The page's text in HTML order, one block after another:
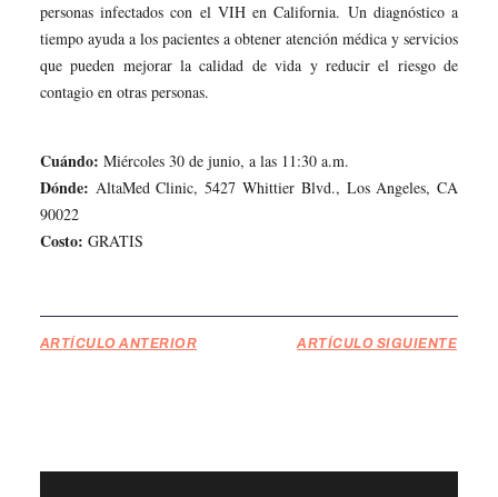
personas infectados con el VIH en California. Un diagnóstico a
tiempo ayuda a los pacientes a obtener atención médica y servicios
que pueden mejorar la calidad de vida y reducir el riesgo de
contagio en otras personas.
Cuándo: Miércoles 30 de junio, a las 11:30 a.m.
Dónde: AltaMed Clinic, 5427 Whittier Blvd., Los Angeles, CA
90022
Costo: GRATIS
ARTÍCULO ANTERIOR ARTÍCULO SIGUIENTE